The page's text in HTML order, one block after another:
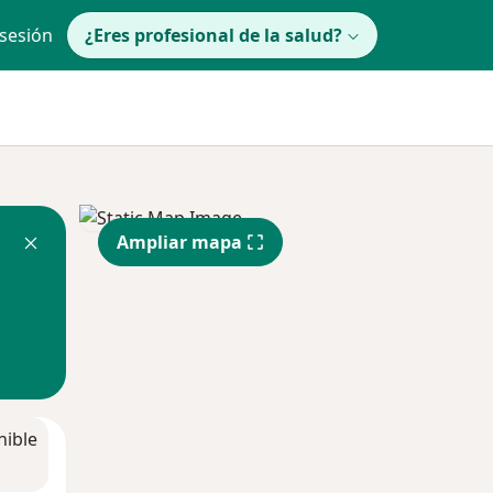
¿Eres profesional de la salud?
Ampliar mapa